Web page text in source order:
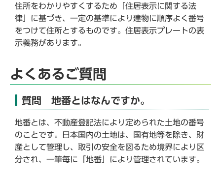
住所をわかりやすくするため「住居表示に関する法
律」に基づき、一定の基準により建物に順序よく番号
をつけて住所とするものです。住居表示プレートの表
示義務があります。
よくあるご質問
質問 地番とはなんですか。
地番とは、不動産登記法により定められた土地の番号
のことです。日本国内の土地は、国有地等を除き、財
産として管理し、取引の安全を図るため境界により区
分され、一筆毎に「地番」により管理されています。